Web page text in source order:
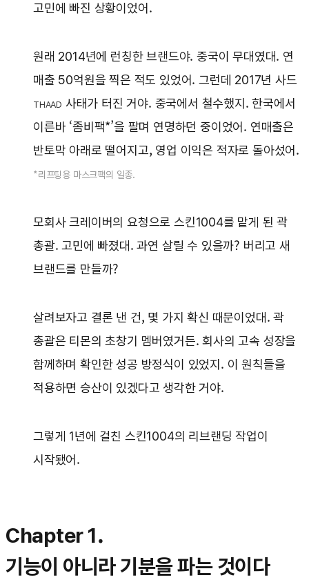
고민에 빠진 상황이었어.
원래 2014년에 런칭한 브랜드야. 중국이 무대였대. 연
매출 50억원을 찍은 적도 있었어. 그런데 2017년 사드
THAAD 사태가 터진 거야. 중국에서 철수했지. 한국에서
이른바 ‘좀비팩*’을 팔며 연명하던 중이었어. 연매출은
반토막 아래로 떨어지고, 영업 이익은 적자로 돌아섰어.
*리프팅용 마스크팩의 일종.
모회사 크레이버의 요청으로 스킨1004를 맡게 된 곽
총괄. 고민에 빠졌대. 과연 살릴 수 있을까? 버리고 새
브랜드를 만들까?
살려보자고 결론 낸 건, 몇 가지 확신 때문이었대. 곽
총괄은 티몬의 초창기 멤버였거든. 회사의 고속 성장을
함께하며 확인한 성공 방정식이 있었지. 이 원칙들을
적용하면 승산이 있겠다고 생각한 거야.
그렇게 1년에 걸친 스킨1004의 리브랜딩 작업이
시작됐어.
Chapter 1.
기능이 아니라 기분을 파는 것이다